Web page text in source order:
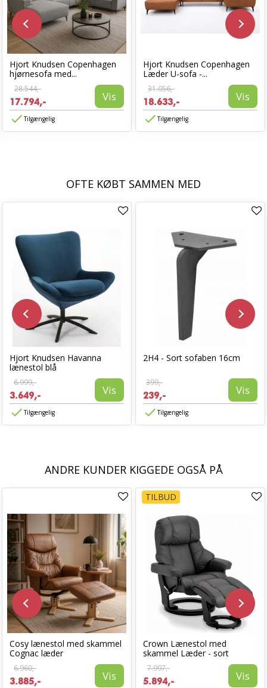
Hjort Knudsen Copenhagen
hjørnesofa med...
28.544,-
17.794,- Vis
Tilgængelig
Hjort Knudsen Copenhagen
Læder U-sofa -...
31.056,-
18.633,- Vis
Tilgængelig
OFTE KØBT SAMMEN MED
Hjort Knudsen Havanna
lænestol blå
6.999,-
3.649,- Vis
Tilgængelig
2H4 - Sort sofaben 16cm
399,-
239,- Vis
Tilgængelig
ANDRE KUNDER KIGGEDE OGSÅ PÅ
Cosy lænestol med skammel
Cognac læder
6.960,-
3.885,- Vis
TILBUD
Crown Lænestol med
skammel Læder - sort
7.997,-
5.894,- Vis